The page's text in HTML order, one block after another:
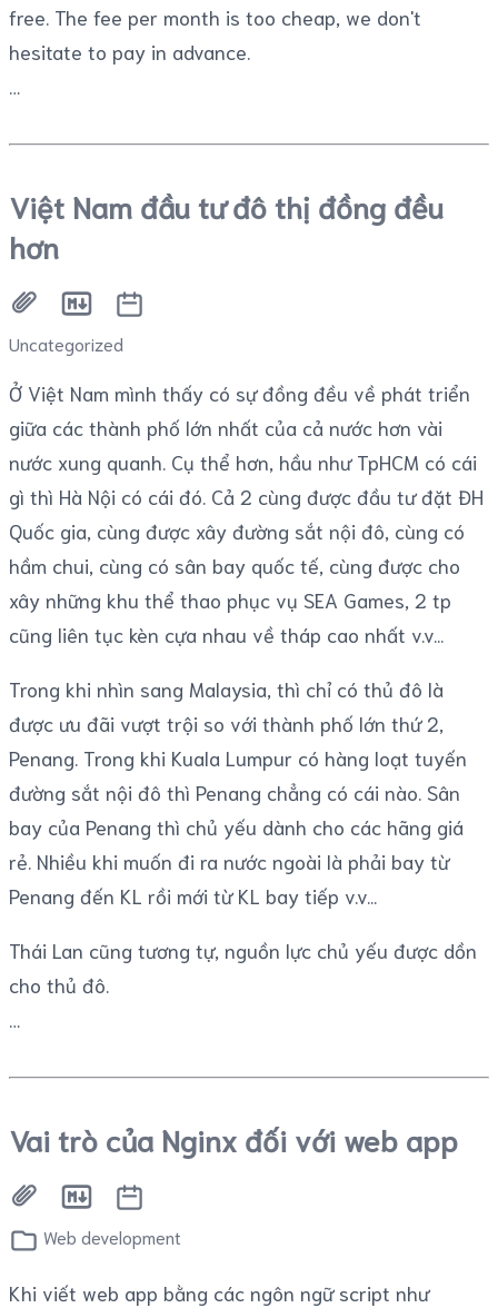
free. The fee per month is too cheap, we don't
hesitate to pay in advance.
Việt Nam đầu tư đô thị đồng đều
hơn
Uncategorized
Ở Việt Nam mình thấy có sự đồng đều về phát triển
giữa các thành phố lớn nhất của cả nước hơn vài
nước xung quanh. Cụ thể hơn, hầu như TpHCM có cái
gì thì Hà Nội có cái đó. Cả 2 cùng được đầu tư đặt ĐH
Quốc gia, cùng được xây đường sắt nội đô, cùng có
hầm chui, cùng có sân bay quốc tế, cùng được cho
xây những khu thể thao phục vụ SEA Games, 2 tp
cũng liên tục kèn cựa nhau về tháp cao nhất v.v...
Trong khi nhìn sang Malaysia, thì chỉ có thủ đô là
được ưu đãi vượt trội so với thành phố lớn thứ 2,
Penang. Trong khi Kuala Lumpur có hàng loạt tuyến
đường sắt nội đô thì Penang chẳng có cái nào. Sân
bay của Penang thì chủ yếu dành cho các hãng giá
rẻ. Nhiều khi muốn đi ra nước ngoài là phải bay từ
Penang đến KL rồi mới từ KL bay tiếp v.v...
Thái Lan cũng tương tự, nguồn lực chủ yếu được dồn
cho thủ đô.
Vai trò của Nginx đối với web app
Web development
Khi viết web app bằng các ngôn ngữ script như